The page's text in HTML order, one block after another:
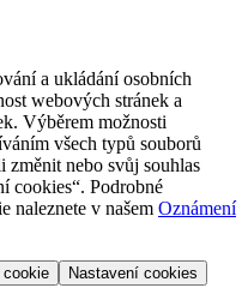
a ukládání osobních
webových stránek a
Výběrem možnosti
všech typů souborů
změnit nebo svůj souhlas
cookies“. Podrobné
naleznete v našem Oznámení
Nastavení cookies